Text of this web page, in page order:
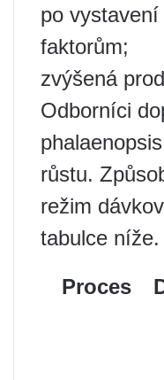
po
faktorům;
zvýšená
Odborníci
růstu.
režim
tabulce níže.
Proces